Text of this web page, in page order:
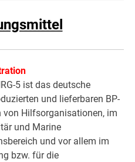
5 ist das deutsche
und lieferbaren BP-
von Hilfsorganisationen, im
und Marine
und vor allem im
bzw. für die